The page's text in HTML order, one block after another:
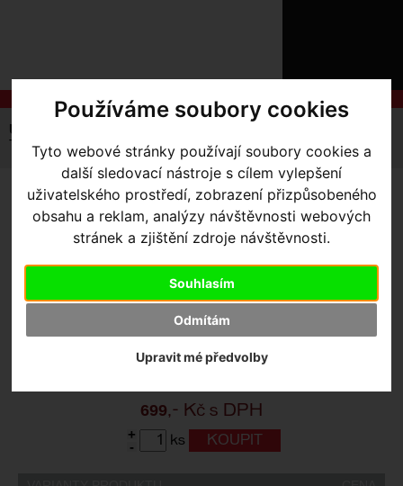
Používáme soubory cookies
Tyto webové stránky používají soubory cookies a
další sledovací nástroje s cílem vylepšení
uživatelského prostředí, zobrazení přizpůsobeného
obsahu a reklam, analýzy návštěvnosti webových
stránek a zjištění zdroje návštěvnosti.
Souhlasím
Odmítám
Upravit mé předvolby
NÁKUPU
SLUŽBY
Úvodní strana
Therminal knee warmer
THERMINAL KNEE WARMER
- Black XX-Large
Výrobce:
Specialized
644-55746
Skladem:
Ano, v Olomouci
IHNED
699,- Kč s DPH
+
-
ks